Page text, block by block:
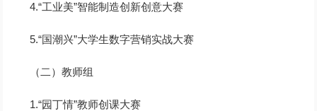
4.“工业美”智能制造创新创意大赛
5.“国潮兴”大学生数字营销实战大赛
（二）教师组
1.“园丁情”教师创课大赛